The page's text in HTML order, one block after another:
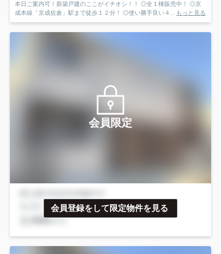
本日ご案内可！新築戸建のここがイチオシ！！ ◎全１棟販売中！ ◎京
成本線「京成佐倉」駅まで徒歩１２分！ ◎使い勝手良い４... もっと見る
会員限定
会員登録をして限定物件を見る